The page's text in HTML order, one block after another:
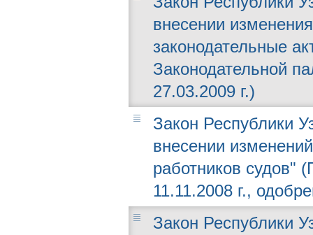
внесении
законодательные
Законодательной
27.03.2009 г.)
Закон Республики
внесении
работников судов"
11.11.2008 г.,
Закон Республики